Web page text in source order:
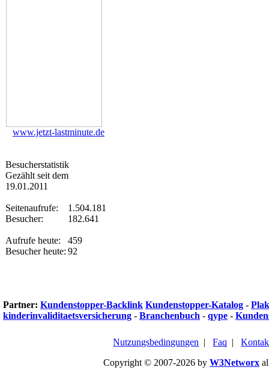
www.jetzt-lastminute.de
Besucherstatistik
Gezählt seit dem
19.01.2011
Seitenaufrufe:
Besucher:
Aufrufe heute:
Besucher heute:
1.504.181
182.641
459
92
Partner: Kundenstopper-Backlink Kundenstopper-Katalog -
kinderinvaliditaetsversicherung - Branchenbuch - qype -
Nutzungsbedingungen |Faq |
Copyright © 2007-2026 by W3Networx